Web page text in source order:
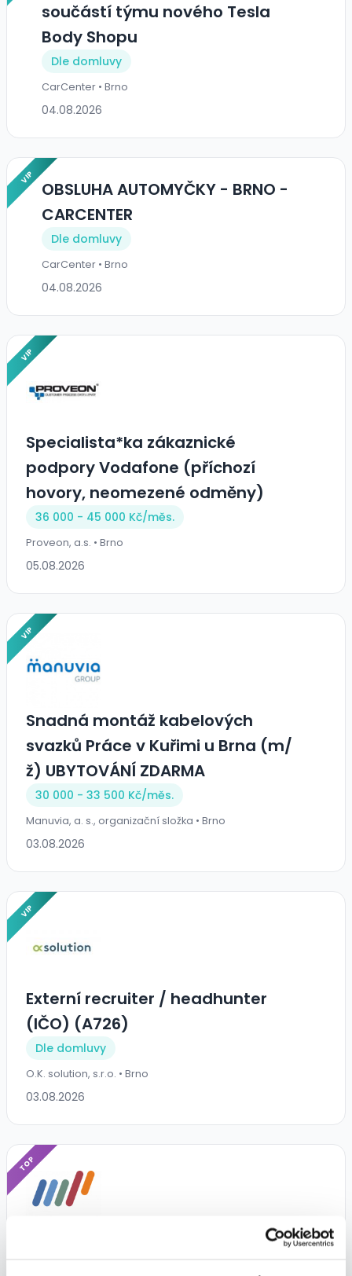
součástí týmu nového Tesla
Body Shopu
Dle domluvy
CarCenter • Brno
04.08.2026
VIP
OBSLUHA AUTOMYČKY - BRNO -
CARCENTER
Dle domluvy
CarCenter • Brno
04.08.2026
VIP
Specialista*ka zákaznické
podpory Vodafone (příchozí
hovory, neomezené odměny)
36 000 - 45 000 Kč/měs.
Proveon, a.s. • Brno
05.08.2026
VIP
Snadná montáž kabelových
svazků Práce v Kuřimi u Brna (m/
ž) UBYTOVÁNÍ ZDARMA
30 000 - 33 500 Kč/měs.
Manuvia, a. s., organizační složka • Brno
03.08.2026
VIP
Externí recruiter / headhunter
(IČO) (A726)
Dle domluvy
O.K. solution, s.r.o. • Brno
03.08.2026
TOP